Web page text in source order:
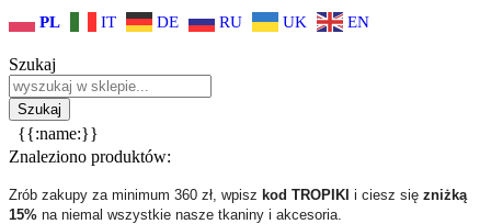
PL IT DE RU UK EN
Szukaj
{{:name:}}
Znaleziono produktów:
Zrób zakupy za minimum 360 zł, wpisz kod TROPIKI i ciesz się zniżką
15% na niemal wszystkie nasze tkaniny i akcesoria.